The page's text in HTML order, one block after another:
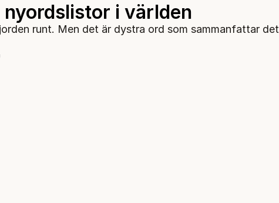
nyordslistor i världen
runt. Men det är dystra ord som sammanfattar det